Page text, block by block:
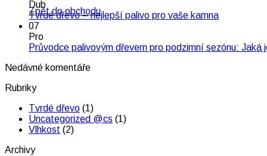
Zpět do obchodu
Dub
Tvrdé dřevo – nejlepší palivo pro vaše kamnaŽádné
textu
07
Pro
Průvodce palivovým dřevem pro podzimní sezónu: Jaká
Nedávné komentáře
Rubriky
Tvrdé dřevo (1)
Uncategorized @cs (1)
Vlhkost (2)
Archivy